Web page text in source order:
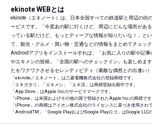
ekinote WEBとは
ekinote（エキノート）は、日本全国すべての鉄道駅と周辺の街
ービスです。「今度あの駅に行くけど、周辺にどんな場所があ
っている駅だけど、もっとディープな情報が知りたいな！」と
て、観光・グルメ・買い物・交通などの情報をまとめてチェッ
Androidアプリをインストールすれば、「お気に入りの駅や記事
やエキメシの投稿」「全国の駅へのチェックイン」も楽しめま
たをワクワクさせるセレンディピティ（素敵な偶然との出逢い
「ekinote／エキノート」は三菱電機株式会社の登録商標です。
「エキガタリ」「エキメシ」「エキ活」は商標登録出願中です。
「App Store」はApple Inc.のサービスマークです。
「iPhone」は米国およびその他の国で登録されたApple Inc.の商標です
「iPhone」の商標はアイホン株式会社のライセンスに基づき使用され
「AndroidTM 」「Google PlayおよびGoogle Playロゴ」はGoogle LLC